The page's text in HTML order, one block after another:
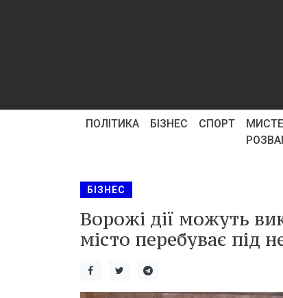
ПОЛІТИКА БІЗНЕС СПОРТ
БІЗНЕС
Ворожі дії можуть
місто перебуває під